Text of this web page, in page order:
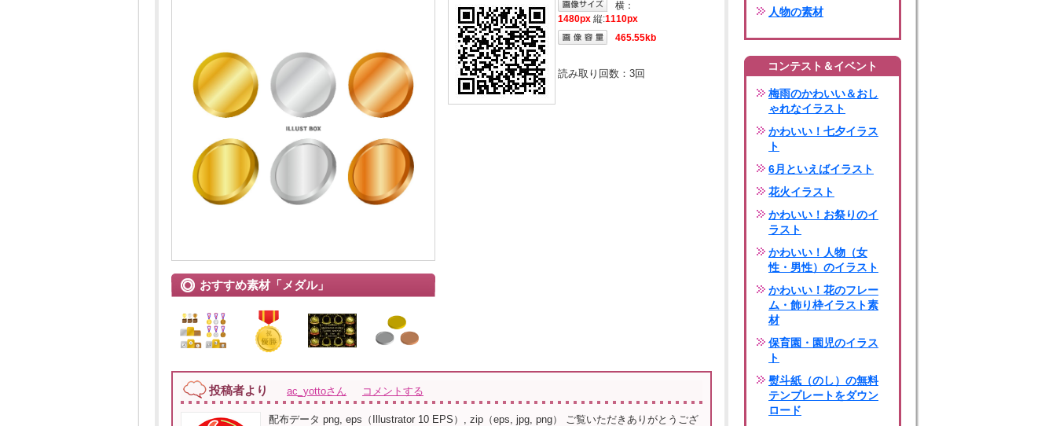
おすすめ素材「メダル」
横：
1480px 縦:1110px
465.55kb
読み取り回数： 3回
投稿者より ac_yottoさん コメントする
配布データ png, eps（Illustrator 10 EPS）, zip（eps, jpg, png） ご覧いただきありがとうござ
人物の素材
コンテスト＆イベント
梅雨のかわいい＆おし
ゃれなイラスト
かわいい！七夕イラス
ト
6月といえばイラスト
花火イラスト
かわいい！お祭りのイ
ラスト
かわいい！人物（女
性・男性）のイラスト
かわいい！花のフレー
ム・飾り枠イラスト素
材
保育園・園児のイラス
ト
熨斗紙（のし）の無料
テンプレートをダウン
ロード